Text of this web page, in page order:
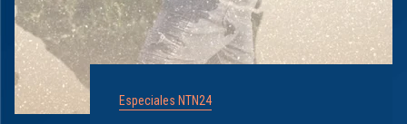
Especiales NTN24